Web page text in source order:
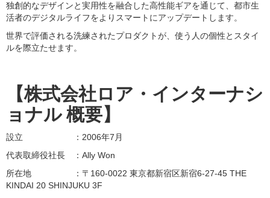
独創的なデザインと実用性を融合した高性能ギアを通じて、都市生
活者のデジタルライフをよりスマートにアップデートします。
世界で評価される洗練されたプロダクトが、使う人の個性とスタイ
ルを際立たせます。
【株式会社ロア・インターナシ
ョナル 概要】
設立 ：2006年7月
代表取締役社長 ：Ally Won
所在地 ：〒160-0022 東京都新宿区新宿6-27-45 THE
KINDAI 20 SHINJUKU 3F